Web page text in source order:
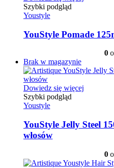
Szybki podgląd
Youstyle
YouStyle Pomade
0
Brak w magazynie
Dowiedz się więcej
Szybki podgląd
Youstyle
YouStyle Jelly Steel
włosów
0